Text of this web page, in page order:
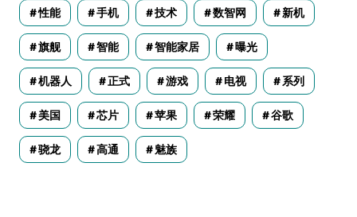
性能 手机 技术 数智网 新机
旗舰 智能 智能家居 曝光
机器人 正式 游戏 电视 系列
美国 芯片 苹果 荣耀 谷歌
骁龙 高通 魅族